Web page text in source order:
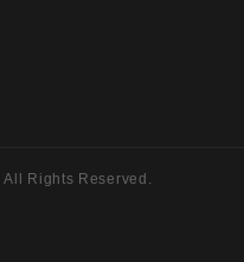
All Rights Reserved.